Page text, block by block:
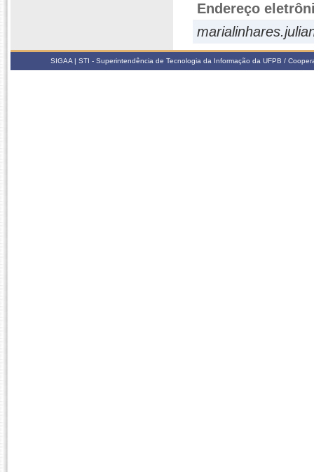
Endereço
SIGAA | STI - Superintendência de Tecnologia da Informação da UFPB /